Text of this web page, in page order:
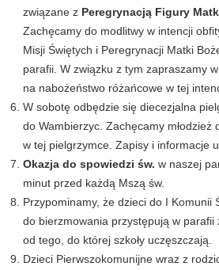
związane z Peregrynacją Figury
Zachęcamy do modlitwy w intencji
Misji Świętych i Peregrynacji Matki
parafii. W związku z tym zapraszamy
na nabożeństwo różańcowe w tej
W sobotę odbędzie się diecezjalna
do Wambierzyc. Zachęcamy młodzież
w tej pielgrzymce. Zapisy i informacje u
Okazja do spowiedzi św. w naszej
minut przed każdą Mszą św.
Przypominamy, że dzieci do I Komunii
do bierzmowania przystępują w parafii
od tego, do której szkoły uczęszczają.
Dzieci Pierwszokomunijne wraz z